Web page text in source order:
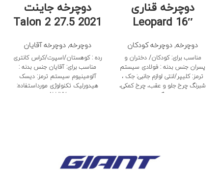
دوچرخه قناری
Leopard 16″
دوچرخه, دوچرخه کودکان
مناسب برای: کودکان/ دختران و
پسران جنس بدنه : فولادی سیستم
ترمز: کلیپر/لنتی لوازم جانبی: جک ،
شبرنگ چرخ جلو و عقب، چرخ کمکی،
زنگ
دوچرخه جاینت
Talon 2 27.5 2021
دوچرخه, دوچرخه آقایان
رده : کوهستان/اسپرت/کراس کانتری
مناسب برای: آقایان جنس بدنه :
آلومینیوم سیستم ترمز: دیسک
هیدورلیک تکنولوژی مورداستفاده:
ALUXX